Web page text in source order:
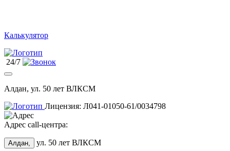
Калькулятор
24/7
Алдан, ул. 50 лет ВЛКСМ
Лицензия: Л041-01050-61/0034798
Адрес call-центра:
Алдан, ул. 50 лет ВЛКСМ